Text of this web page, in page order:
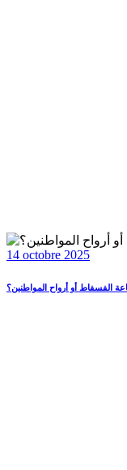
14 octobre 2025